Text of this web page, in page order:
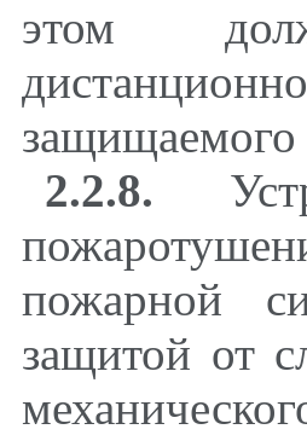
этом
2.2.8.
пожарной
защитой от